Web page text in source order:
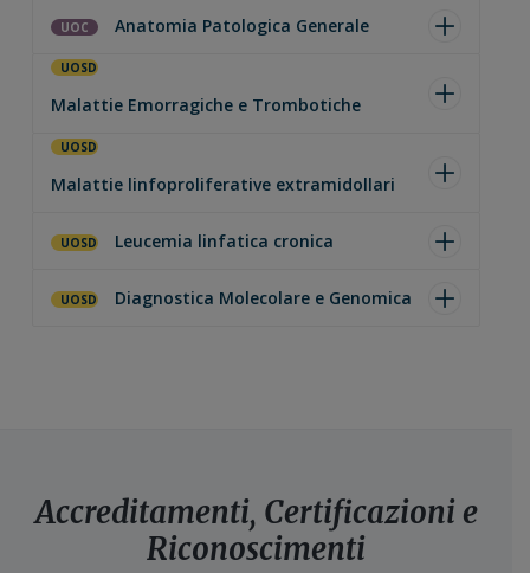
UOC Anatomia Patologica Generale
UOSD
Malattie Emorragiche e Trombotiche
UOSD
Malattie linfoproliferative extramidollari
UOSD Leucemia linfatica cronica
UOSD Diagnostica Molecolare e Genomica
Accreditamenti, Certificazioni e
Riconoscimenti